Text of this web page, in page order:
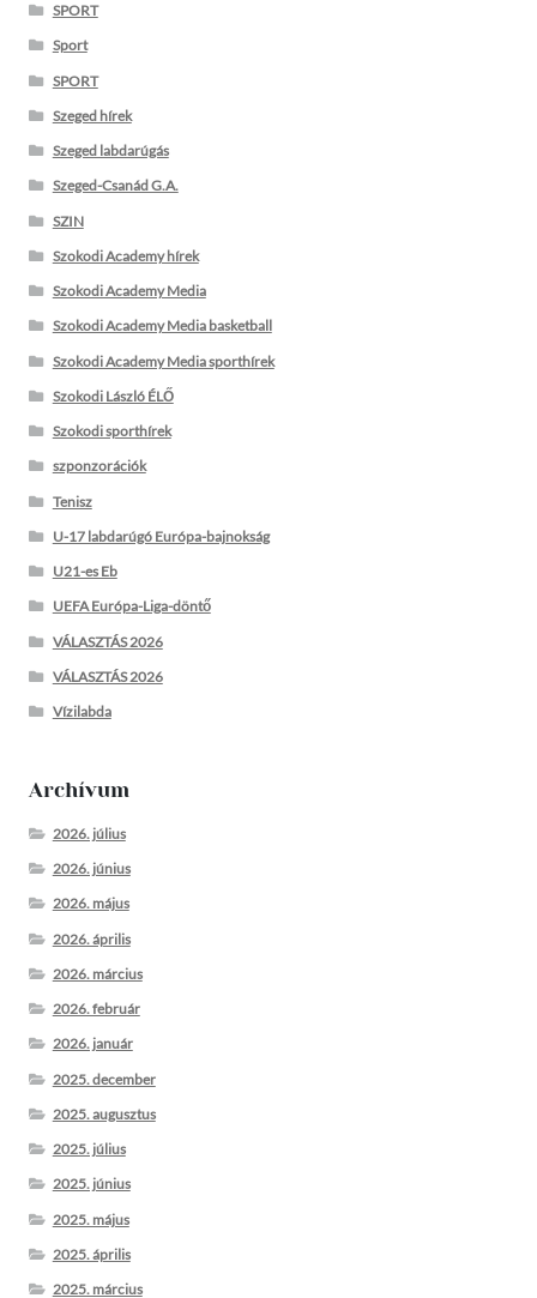
SPORT
Sport
SPORT
Szeged hírek
Szeged labdarúgás
Szeged-Csanád G.A.
SZIN
Szokodi Academy hírek
Szokodi Academy Media
Szokodi Academy Media basketball
Szokodi Academy Media sporthírek
Szokodi László ÉLŐ
Szokodi sporthírek
szponzorációk
Tenisz
U-17 labdarúgó Európa-bajnokság
U21-es Eb
UEFA Európa-Liga-döntő
VÁLASZTÁS 2026
VÁLASZTÁS 2026
Vízilabda
Archívum
2026. július
2026. június
2026. május
2026. április
2026. március
2026. február
2026. január
2025. december
2025. augusztus
2025. július
2025. június
2025. május
2025. április
2025. március